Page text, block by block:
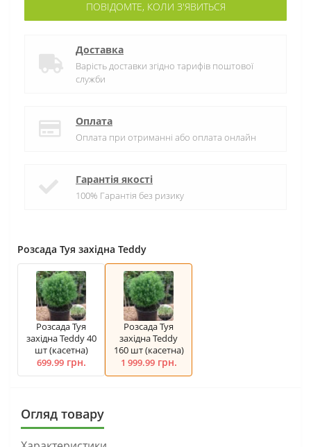
ПОВІДОМТЕ, КОЛИ З'ЯВИТЬСЯ
Доставка
Варість доставки згідно тарифів поштової
служби
Оплата
Оплата при отриманні або оплата онлайн
Гарантія якості
100% Гарантія без ризику
Розсада Туя західна Teddy
Розсада Туя
західна Teddy 40
шт (касетна)
699.99грн.
Розсада Туя
західна Teddy
160 шт (касетна)
1 999.99грн.
Огляд товару